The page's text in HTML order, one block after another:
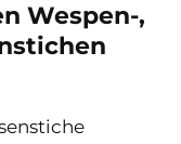
Wespen-,